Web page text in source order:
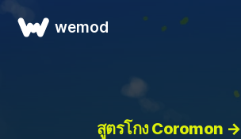
wemod
สูตรโกง Coromon →